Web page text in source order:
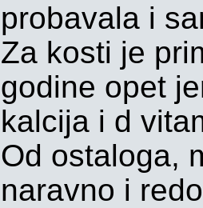
probavala i
Za kosti je
godine opet
kalcija i d
Od ostaloga,
naravno i